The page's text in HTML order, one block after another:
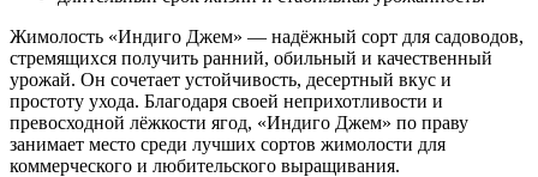
Жимолость «Индиго Джем» — надёжный сорт для садоводов,
стремящихся получить ранний, обильный и качественный
урожай. Он сочетает устойчивость, десертный вкус и
простоту ухода. Благодаря своей неприхотливости и
превосходной лёжкости ягод, «Индиго Джем» по праву
занимает место среди лучших сортов жимолости для
коммерческого и любительского выращивания.